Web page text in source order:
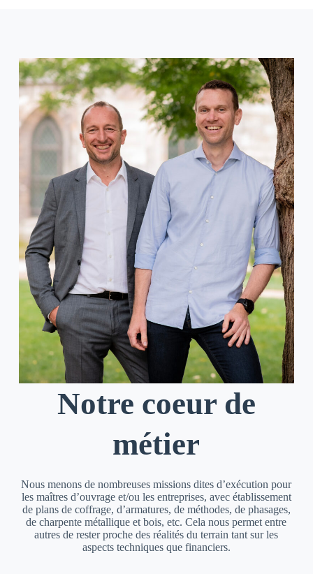
Notre coeur de
métier
Nous menons de nombreuses missions dites d’exécution pour
les maîtres d’ouvrage et/ou les entreprises, avec établissement
de plans de coffrage, d’armatures, de méthodes, de phasages,
de charpente métallique et bois, etc. Cela nous permet entre
autres de rester proche des réalités du terrain tant sur les
aspects techniques que financiers.